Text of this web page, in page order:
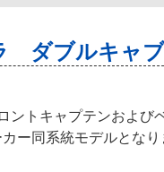
ダブルキャ
トキャプテンおよび
ー同系統モデルとなり